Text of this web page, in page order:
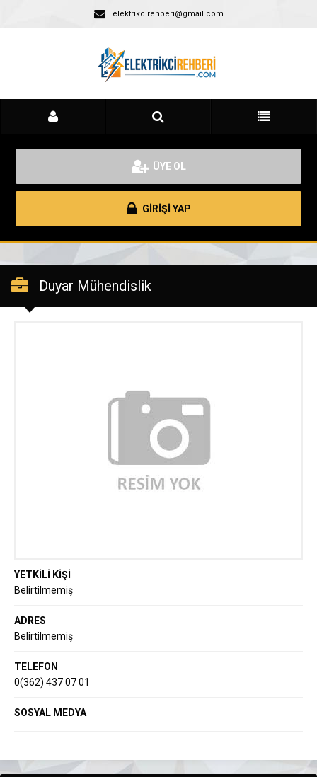
elektrikcirehberi@gmail.com
ÜYE OL
GİRİŞİ YAP
Duyar Mühendislik
YETKİLİ KİŞİ
Belirtilmemiş
ADRES
Belirtilmemiş
TELEFON
0(362) 437 07 01
SOSYAL MEDYA